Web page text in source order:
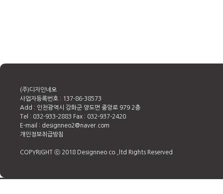
(주)디자인네오
사업자등록번호 : 137-86-38573
Add : 인천광역시 강화군 양도면 중앙로 979 2층
Tel : 032-933-2883 Fax : 032-937-2420
E-mail : designneo2@naver.com
개인정보취급방침
COPYRIGHT ⓒ 2018 Designneo co.,ltd Rights Reserved